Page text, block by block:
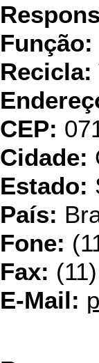
Função:
Recicla:
CEP:
Cidade:
Estado:
País:
Fone:
Fax:
E-Mail: